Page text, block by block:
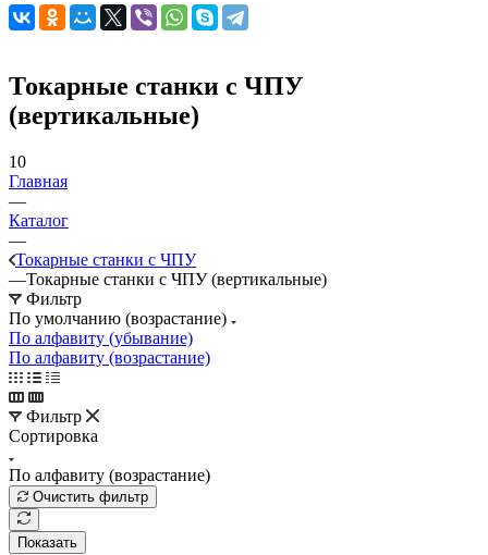
Токарные станки с ЧПУ
(вертикальные)
10
Главная
—
Каталог
—
Токарные станки с ЧПУ
—Токарные станки с ЧПУ (вертикальные)
Фильтр
По умолчанию (возрастание)
По алфавиту (убывание)
По алфавиту (возрастание)
Фильтр
Сортировка
По алфавиту (возрастание)
Очистить фильтр
Показать